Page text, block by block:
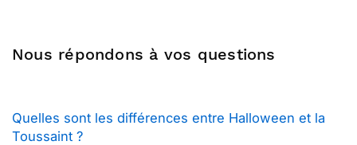
Nous répondons à vos questions
Quelles sont les différences entre Halloween et la
Toussaint ?